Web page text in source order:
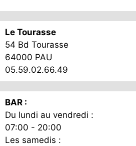
Le Tourasse
54 Bd Tourasse
64000 PAU
05.59.02.66.49
BAR :
Du lundi au vendredi :
07:00 - 20:00
Les samedis :